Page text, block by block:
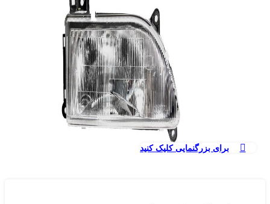
برای بزرگنمایی کلیک کنید